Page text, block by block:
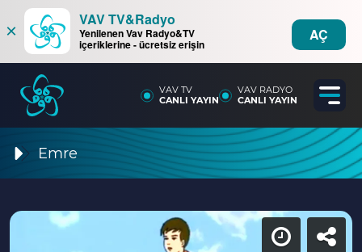
×
VAV TV&Radyo
Yenilenen Vav Radyo&TV
içeriklerine - ücretsiz erişin
AÇ
VAV TV
CANLI YAYIN
VAV RADYO
CANLI YAYIN
Emre